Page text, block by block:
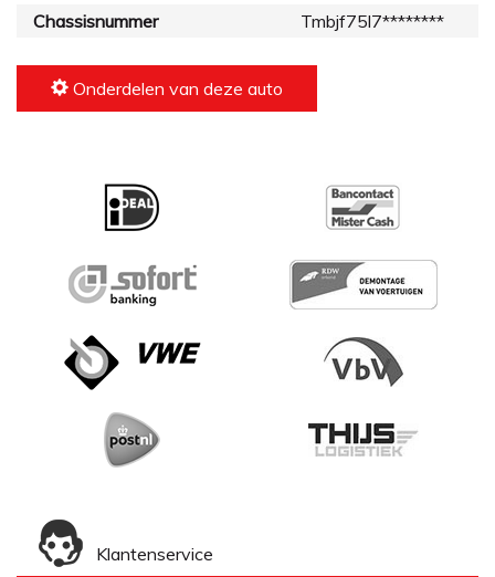
Chassisnummer
Tmbjf75l7********
Onderdelen van deze auto
Klantenservice